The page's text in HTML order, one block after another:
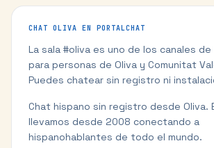
CHAT OLIVA EN PORTALCHAT
La sala #oliva es uno de los canales
para personas de Oliva y Comunitat
Puedes chatear sin registro ni
Chat hispano sin registro desde Oliva.
llevamos desde 2008 conectando a
hispanohablantes de todo el mundo.